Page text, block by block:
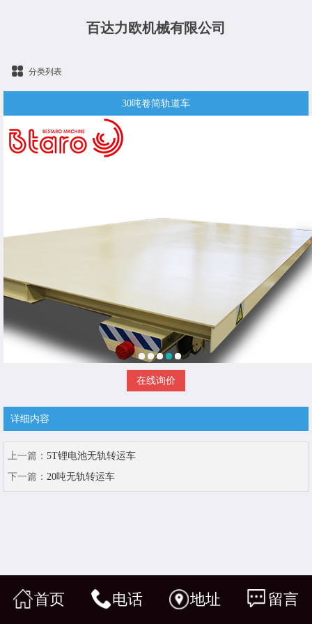
百达力欧机械有限公司
分类列表
30吨卷筒轨道车
在线询价
详细内容
上一篇： 5T锂电池无轨转运车
下一篇： 20吨无轨转运车
首页 电话 地址 留言